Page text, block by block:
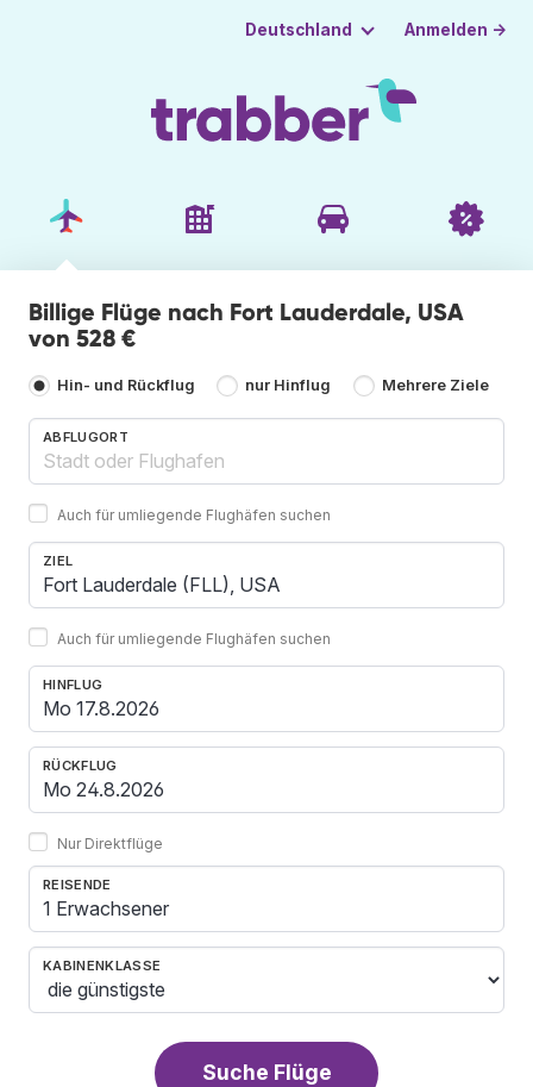
Deutschland Anmelden →
Billige Flüge nach Fort Lauderdale, USA
von 528 €
Hin- und Rückflug nur Hinflug Mehrere Ziele
ABFLUGORT
Auch für umliegende Flughäfen suchen
ZIEL
Auch für umliegende Flughäfen suchen
HINFLUG
RÜCKFLUG
Nur Direktflüge
REISENDE
1 Erwachsener
KABINENKLASSE
Suche Flüge